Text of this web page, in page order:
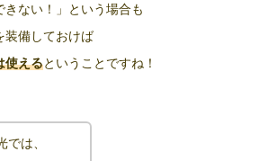
きない！」という場合も
装備しておけば
使えるということですね！
では、